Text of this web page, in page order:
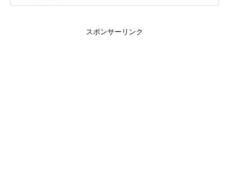
スポンサーリンク